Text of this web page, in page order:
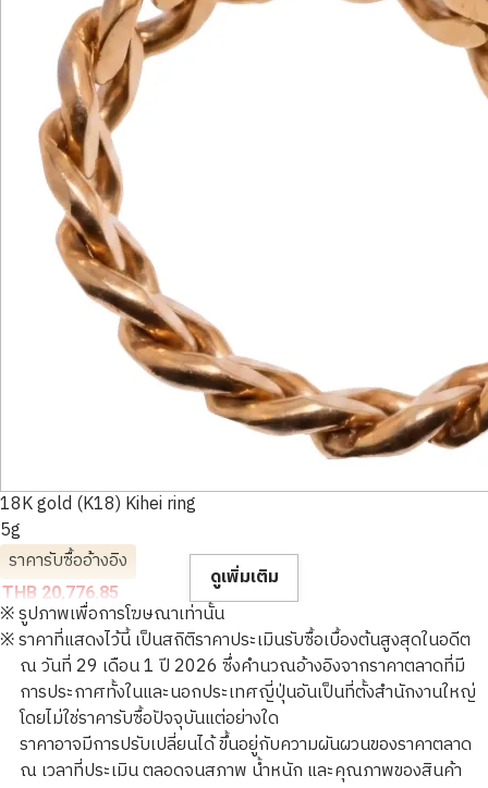
18K gold (K18) Kihei ring
5g
ราคารับซื้ออ้างอิง
THB 20,776.85
ดูเพิ่มเติม
※ รูปภาพเพื่อการโฆษณาเท่านั้น
※ ราคาที่แสดงไว้นี้ เป็นสถิติราคาประเมินรับซื้อเบื้องต้นสูงสุดในอดีต
ณ วันที่ 29 เดือน 1 ปี 2026 ซึ่งคำนวณอ้างอิงจากราคาตลาดที่มี
การประกาศทั้งในและนอกประเทศญี่ปุ่นอันเป็นที่ตั้งสำนักงานใหญ่
โดยไม่ใช่ราคารับซื้อปัจจุบันแต่อย่างใด
ราคาอาจมีการปรับเปลี่ยนได้ ขึ้นอยู่กับความผันผวนของราคาตลาด
ณ เวลาที่ประเมิน ตลอดจนสภาพ น้ำหนัก และคุณภาพของสินค้า